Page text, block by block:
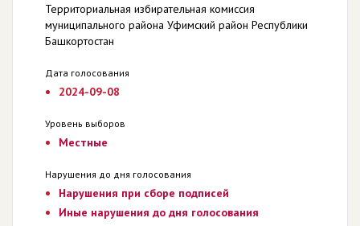
Территориальная избирательная комиссия
муниципального района Уфимский район Республики
Башкортостан
Дата голосования
2024-09-08
Уровень выборов
Местные
Нарушения до дня голосования
Нарушения при сборе подписей
Иные нарушения до дня голосования